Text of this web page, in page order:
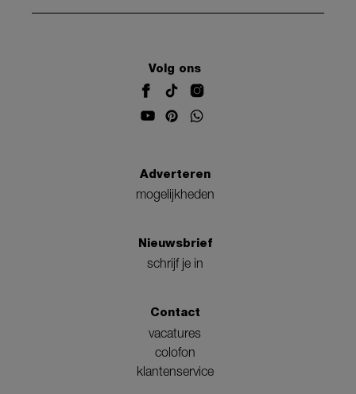
Volg ons
Adverteren
mogelijkheden
Nieuwsbrief
schrijf je in
Contact
vacatures
colofon
klantenservice